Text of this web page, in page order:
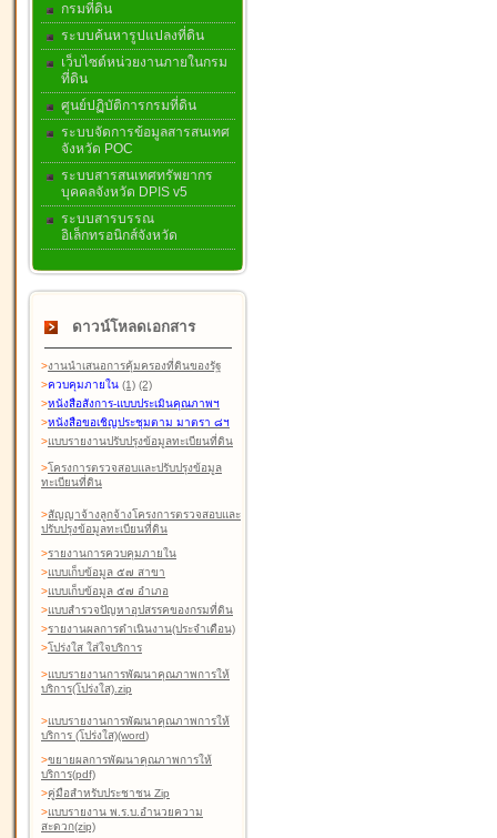
กรมที่ดิน
ระบบค้นหารูปแปลงที่ดิน
เว็บไซต์หน่วยงานภายในกรม
ที่ดิน
ศูนย์ปฏิบัติการกรมที่ดิน
ระบบจัดการข้อมูลสารสนเทศ
จังหวัด POC
ระบบสารสนเทศทรัพยากร
บุคคลจังหวัด DPIS v5
ระบบสารบรรณ
อิเล็กทรอนิกส์จังหวัด
ดาวน์โหลดเอกสาร
>งานนำเสนอการคุ้มครองที่ดินของรัฐ
>ควบคุมภายใน (1) (2)
>หนังสือสังการ-แบบประเมินคุณภาพฯ
>หนังสือขอเชิญประชุมตาม มาตรา ๘ฯ
>แบบรายงานปรับปรุงข้อมูลทะเบียนที่ดิน
>โครงการตรวจสอบและปรับปรุงข้อมูล
ทะเบียนที่ดิน
>สัญญาจ้างลูกจ้างโครงการตรวจสอบและ
ปรับปรุงข้อมูลทะเบียนที่ดิน
>รายงานการควบคุมภายใน
>แบบเก็บข้อมูล ๕๗ สาขา
>แบบเก็บข้อมูล ๕๗ อำเภอ
>แบบสำรวจปัญหาอุปสรรคของกรมที่ดิน
>รายงานผลการดำเนินงาน(ประจำเดือน)
>โปร่งใส ใส่ใจบริการ
>แบบรายงานการพัฒนาคุณภาพการให้
บริการ(โปร่งใส).zip
>แบบรายงานการพัฒนาคุณภาพการให้
บริการ (โปร่งใส)(word)
>ขยายผลการพัฒนาคุณภาพการให้
บริการ(pdf)
>คู่มือสำหรับประชาชน Zip
>แบบรายงาน พ.ร.บ.อำนวยความ
สะดวก(zip)